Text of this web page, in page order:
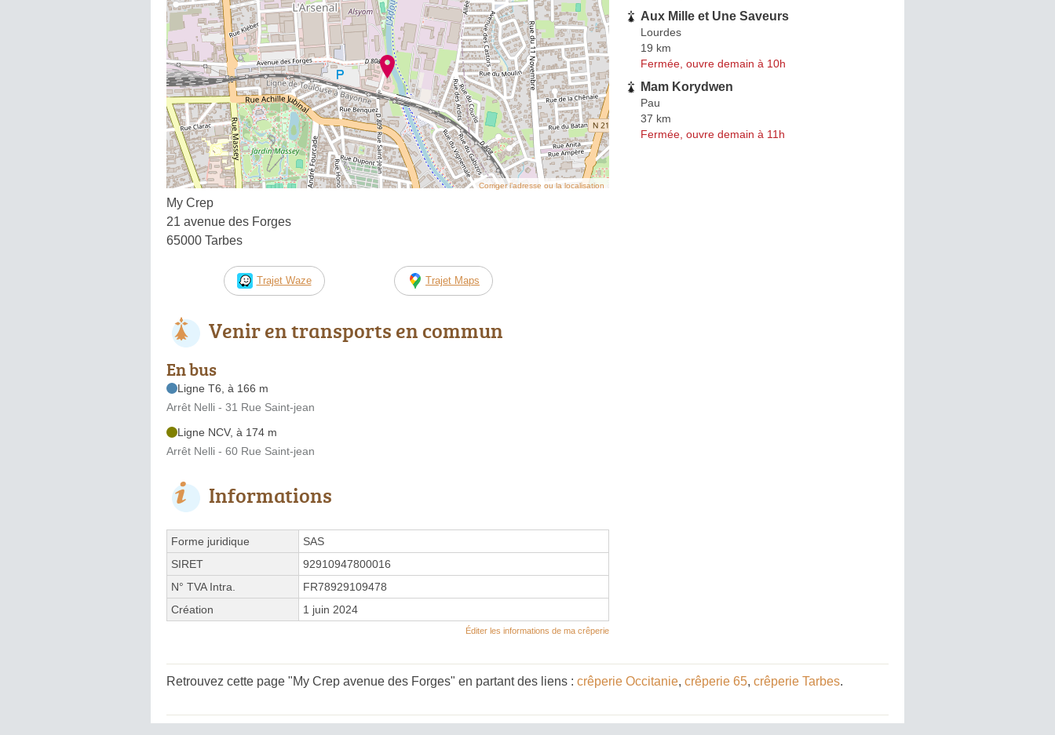
Corriger l’adresse ou la localisation
My Crep
21 avenue des Forges
65000 Tarbes
Trajet Waze Trajet Maps
Venir en transports en commun
En bus
Ligne T6, à 166 m
Arrêt Nelli - 31 Rue Saint-jean
Ligne NCV, à 174 m
Arrêt Nelli - 60 Rue Saint-jean
Informations
Forme juridique
SAS
SIRET
92910947800016
N° TVA Intra.
FR78929109478
Création
1 juin 2024
Éditer les informations de ma crêperie
Aux Mille et Une Saveurs
Lourdes
19 km
Fermée, ouvre demain à 10h
Mam Korydwen
Pau
37 km
Fermée, ouvre demain à 11h
Retrouvez cette page "My Crep avenue des Forges" en partant des liens : crêperie Occitanie, crêperie 65, crêperie Tarbes.